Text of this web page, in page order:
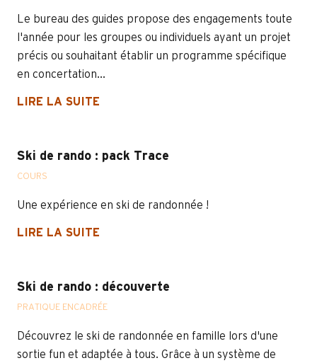
Le bureau des guides propose des engagements toute
l'année pour les groupes ou individuels ayant un projet
précis ou souhaitant établir un programme spécifique
en concertation...
LIRE LA SUITE
Ski de rando : pack Trace
COURS
Une expérience en ski de randonnée !
LIRE LA SUITE
Ski de rando : découverte
PRATIQUE ENCADRÉE
Découvrez le ski de randonnée en famille lors d'une
sortie fun et adaptée à tous. Grâce à un système de